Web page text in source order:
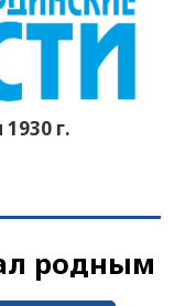
г.
родным